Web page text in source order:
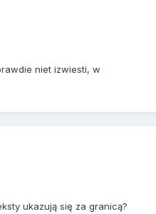
niet izwiesti, w
ukazują się za granicą?